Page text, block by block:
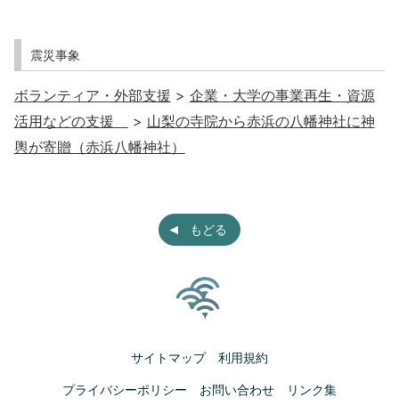
震災事象
ボランティア・外部支援 > 企業・大学の事業再生・資源
活用などの支援
> 山梨の寺院から赤浜の八幡神社に神
輿が寄贈（赤浜八幡神社）
もどる
サイトマップ 利用規約
プライバシーポリシー お問い合わせ リンク集